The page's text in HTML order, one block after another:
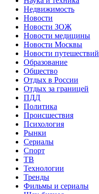
Недвижимость
Новости
Новости ЗОЖ
Новости медицины
Новости Москвы
Новости путешествий
Образование
Общество
Отдых в России
Отдых за границей
ПДД
Политика
Происшествия
Психология
Рынки
Сериалы
Спорт
ТВ
Технологии
Тренды
Фильмы и сериалы